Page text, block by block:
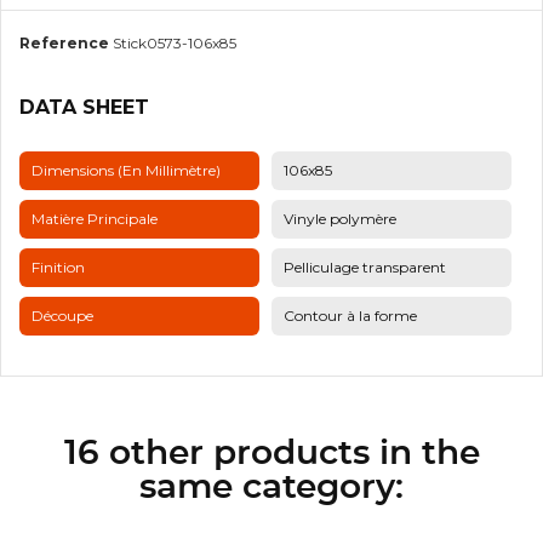
Reference Stick0573-106x85
DATA SHEET
Dimensions (en Millimètre) 106x85
Matière Principale Vinyle polymère
Finition Pelliculage transparent
Découpe Contour à la forme
16 other products in the
same category: